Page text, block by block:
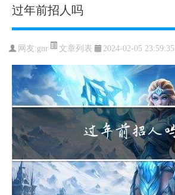
过年前招人吗
网友:gnr 文章列表 2024-02-05 23:59:35